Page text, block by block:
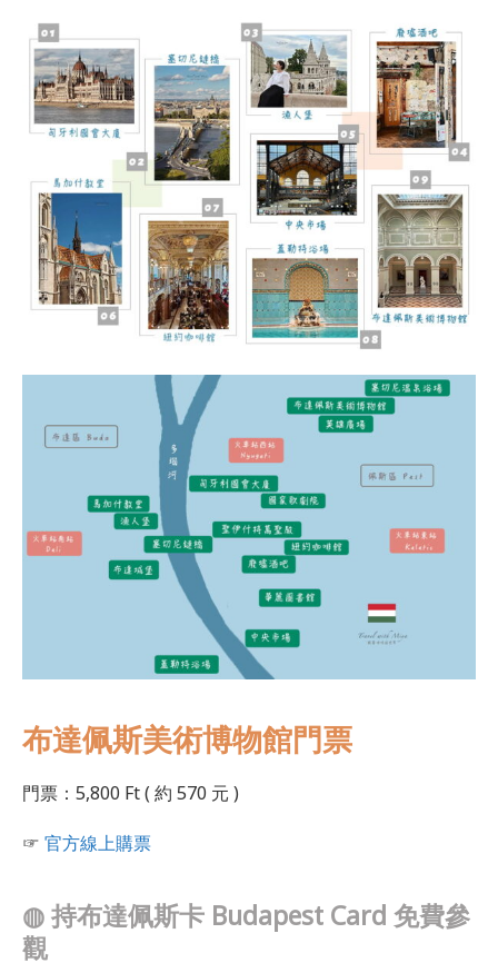
布達佩斯美術博物館門票
門票：5,800 Ft ( 約 570 元 )
☞ 官方線上購票
◍持布達佩斯卡 Budapest Card 免費參
觀